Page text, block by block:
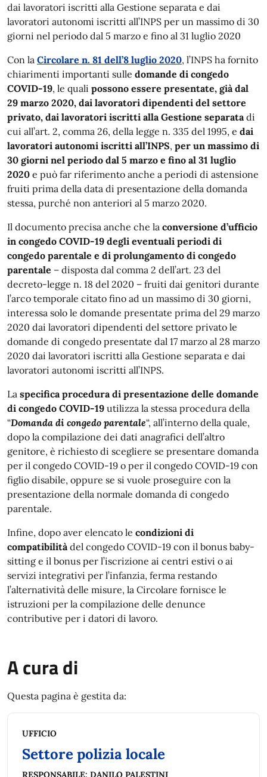
dai lavoratori iscritti alla Gestione separata e dai
lavoratori autonomi iscritti all’INPS per un massimo di 30
giorni nel periodo dal 5 marzo e fino al 31 luglio 2020
Con la Circolare n. 81 dell’8 luglio 2020, l’INPS ha fornito
chiarimenti importanti sulle domande di congedo
COVID-19, le quali possono essere presentate, già dal
29 marzo 2020, dai lavoratori dipendenti del settore
privato, dai lavoratori iscritti alla Gestione separatadi
cui all’art. 2, comma 26, della legge n. 335 del 1995, e dai
lavoratori autonomi iscritti all’INPS, per un massimo di
30 giorni nel periodo dal 5 marzo e fino al 31 luglio
2020 e può far riferimento anche a periodi di astensione
fruiti prima della data di presentazione della domanda
stessa, purché non anteriori al 5 marzo 2020.
Il documento precisa anche che la conversione d’ufficio
in congedo COVID-19 degli eventuali periodi di
congedo parentale e di prolungamento di congedo
parentale – disposta dal comma 2 dell’art. 23 del
decreto-legge n. 18 del 2020 – fruiti dai genitori durante
l’arco temporale citato fino ad un massimo di 30 giorni,
interessa solo le domande presentate prima del 29 marzo
2020 dai lavoratori dipendenti del settore privato le
domande di congedo presentate dal 17 marzo al 28 marzo
2020 dai lavoratori iscritti alla Gestione separata e dai
lavoratori autonomi iscritti all’INPS.
La specifica procedura di presentazione delle domande
di congedo COVID-19 utilizza la stessa procedura della
“Domanda di congedo parentale“, all’interno della quale,
dopo la compilazione dei dati anagrafici dell’altro
genitore, è richiesto di scegliere se presentare domanda
per il congedo COVID-19 o per il congedo COVID-19 con
figlio disabile, oppure se si vuole proseguire con la
presentazione della normale domanda di congedo
parentale.
Infine, dopo aver elencato le condizioni di
compatibilitàdel congedo COVID-19 con il bonus baby-
sitting e il bonus per l’iscrizione ai centri estivi o ai
servizi integrativi per l’infanzia, ferma restando
l’alternatività delle misure, la Circolare fornisce le
istruzioni per la compilazione delle denunce
contributive per i datori di lavoro.
A cura di
Questa pagina è gestita da:
UFFICIO
Settore polizia locale
RESPONSABILE: DANILO PALESTINI